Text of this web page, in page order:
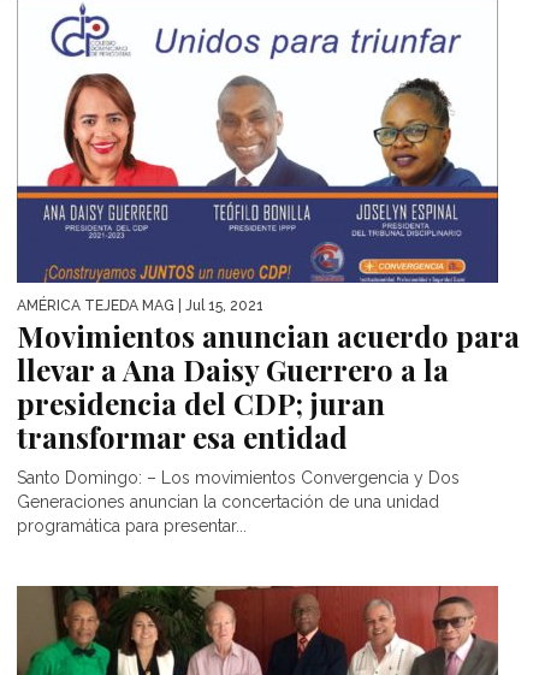
AMÉRICA TEJEDA MAG | Jul 15, 2021
Movimientos anuncian acuerdo para
llevar a Ana Daisy Guerrero a la
presidencia del CDP; juran
transformar esa entidad
Santo Domingo: – Los movimientos Convergencia y Dos
Generaciones anuncian la concertación de una unidad
programática para presentar...